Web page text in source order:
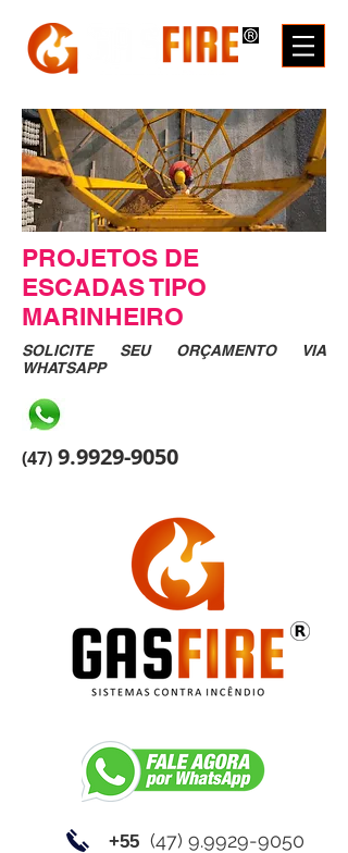
PROJETOS DE
ESCADAS TIPO
MARINHEIRO
SOLICITE SEU ORÇAMENTO VIA
WHATSAPP
(47) 9.9929-9050
+55 (47) 9.9929-9050